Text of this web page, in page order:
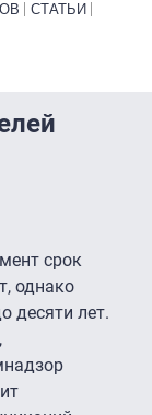
СТАТЬИ
срок
однако
десяти лет.